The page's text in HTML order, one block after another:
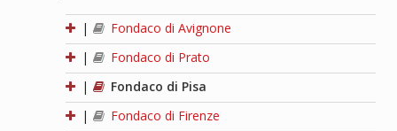
|
Fondaco di Avignone
|
Fondaco di Prato
|
Fondaco di Pisa
|
Fondaco di Firenze